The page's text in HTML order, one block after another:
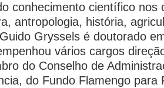
conhecimento científico nos
antropologia, história,
Gryssels é doutorado
vários cargos
do Conselho de
do Fundo Flamengo para